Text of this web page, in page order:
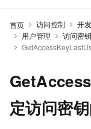
首页 访问控制 开
用户管理
访问密钥
定访问密